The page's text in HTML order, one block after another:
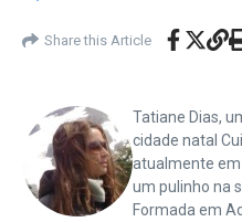
Share this Article
Tatiane Dias,
cidade natal
atualmente em
um pulinho na
Formada em